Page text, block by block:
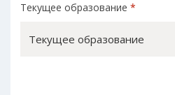
Текущее образование *
Текущее образование